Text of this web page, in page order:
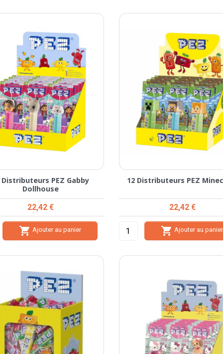
Distributeurs PEZ Gabby
Dollhouse
Prix
22,42 €
 Ajouter au panier
12 Distributeurs PEZ
Prix
22,42 €
 Ajouter au panier